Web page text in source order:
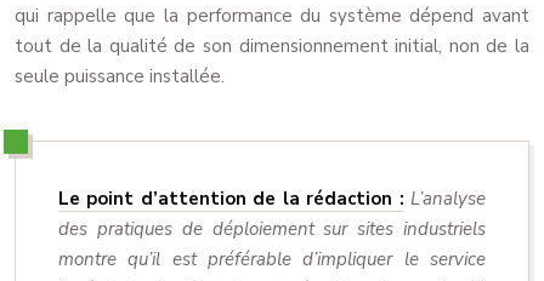
qui rappelle que la performance du système dépend avant
tout de la qualité de son dimensionnement initial, non de la
seule puissance installée.
Le point d’attention de la rédaction : L’analyse
des pratiques de déploiement sur sites industriels
montre qu’il est préférable d’impliquer le service